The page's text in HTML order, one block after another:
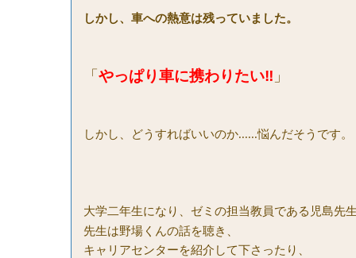
しかし、車への熱意は残っていました。
「やっぱり車に携わりたい‼ 」
しかし、どうすればいいのか......悩んだそうです。
大学二年生になり、ゼミの担当教員である児島先
先生は野場くんの話を聴き、
キャリアセンターを紹介して下さったり、